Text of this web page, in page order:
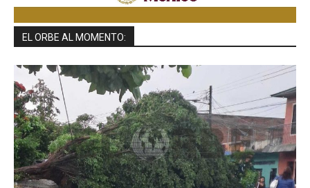
EL ORBE AL MOMENTO: